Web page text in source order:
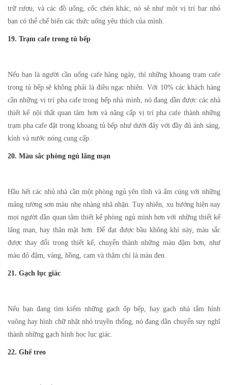
trữ rượu, và các đồ uống, cốc chén khác, nó sẽ như một vị trí bar nhỏ
bạn có thể chế biến các thức uống yêu thích của mình.
19. Trạm cafe trong tủ bếp
Nếu bạn là người cần uống cafe hàng ngày, thì những khoang trạm cafe
trong tủ bếp sẽ không phải là điều ngạc nhiên. Với 10% các khách hàng
cần những vị trí pha cafe trong bếp nhà mình, nó đang dần được các nhà
thiết kế nội thất quan tâm hơn và nâng cấp vị trí pha cafe thành những
trạm pha cafe đặt trong khoang tủ bếp như dưới đây với đầy đủ ánh sáng,
kính và nước nóng cung cấp.
20. Màu sắc phòng ngủ lãng mạn
Hầu hết các nhủ nhà cần một phòng ngủ yên tĩnh và ấm cúng với những
mảng tường sơn màu nhẹ nhàng nhã nhặn. Tuy nhiên, xu hướng hiện nay
mọi người dần quan tâm thiết kế phòng ngủ mình hơn với những thiết kế
lãng mạn, hay thân mật hơn. Để đạt được bầu không khí này, màu sắc
được thay đổi trong thiết kế, chuyển thành những màu đậm hơn, như
màu đỏ đậm, vàng, hồng, cam và thậm chí là màu đen.
21. Gạch lục giác
Nếu bạn đang tìm kiếm những gạch ốp bếp, hay gạch nhà tắm hình
vuông hay hình chữ nhật nhỏ truyền thống, nó đang dần chuyển suy nghĩ
thành những gạch hình học lục giác.
22. Ghế treo